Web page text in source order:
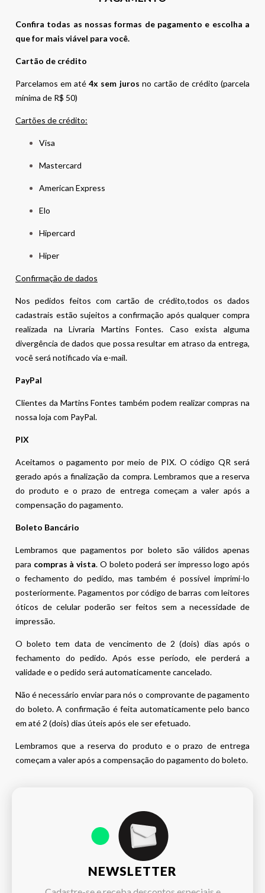
Confira todas as nossas formas de pagamento e escolha a
que for mais viável para você.
Cartão de crédito
Parcelamos em até4x sem juros no cartão de crédito (parcela
mínima de R$ 50)
Cartões de crédito:
Visa
Mastercard
American Express
Elo
Hipercard
Hiper
Confirmação de dados
Nos pedidos feitos com cartão de crédito,todos os dados
cadastrais estão sujeitos a confirmação após qualquer compra
realizada na Livraria Martins Fontes. Caso exista alguma
divergência de dados que possa resultar em atraso da entrega,
você será notificado via e-mail.
PayPal
Clientes da Martins Fontes também podem realizar compras na
nossa loja com PayPal.
PIX
Aceitamos o pagamento por meio de PIX. O código QR será
gerado após a finalização da compra. Lembramos que a reserva
do produto e o prazo de entrega começam a valer após a
compensação do pagamento.
Boleto Bancário
Lembramos que pagamentos por boleto são válidos apenas
para compras à vista. O boleto poderá ser impresso logo após
o fechamento do pedido, mas também é possível imprimi-lo
posteriormente. Pagamentos por código de barras com leitores
óticos de celular poderão ser feitos sem a necessidade de
impressão.
O boleto tem data de vencimento de 2 (dois) dias após o
fechamento do pedido. Após esse período, ele perderá a
validade e o pedido será automaticamente cancelado.
Não é necessário enviar para nós o comprovante de pagamento
do boleto. A confirmação é feita automaticamente pelo banco
em até 2 (dois) dias úteis após ele ser efetuado.
Lembramos que a reserva do produto e o prazo de entrega
começam a valer após a compensação do pagamento do boleto.
NEWSLETTER